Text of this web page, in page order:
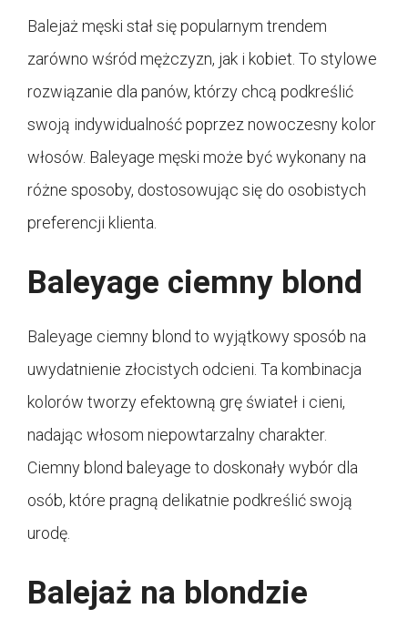
Balejaż męski stał się popularnym trendem
zarówno wśród mężczyzn, jak i kobiet. To stylowe
rozwiązanie dla panów, którzy chcą podkreślić
swoją indywidualność poprzez nowoczesny kolor
włosów. Baleyage męski może być wykonany na
różne sposoby, dostosowując się do osobistych
preferencji klienta.
Baleyage ciemny blond
Baleyage ciemny blond to wyjątkowy sposób na
uwydatnienie złocistych odcieni. Ta kombinacja
kolorów tworzy efektowną grę świateł i cieni,
nadając włosom niepowtarzalny charakter.
Ciemny blond baleyage to doskonały wybór dla
osób, które pragną delikatnie podkreślić swoją
urodę.
Balejaż na blondzie